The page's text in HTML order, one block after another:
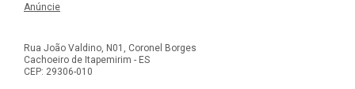
Anúncie
Rua João Valdino, N01, Coronel Borges
Cachoeiro de Itapemirim - ES
CEP: 29306-010